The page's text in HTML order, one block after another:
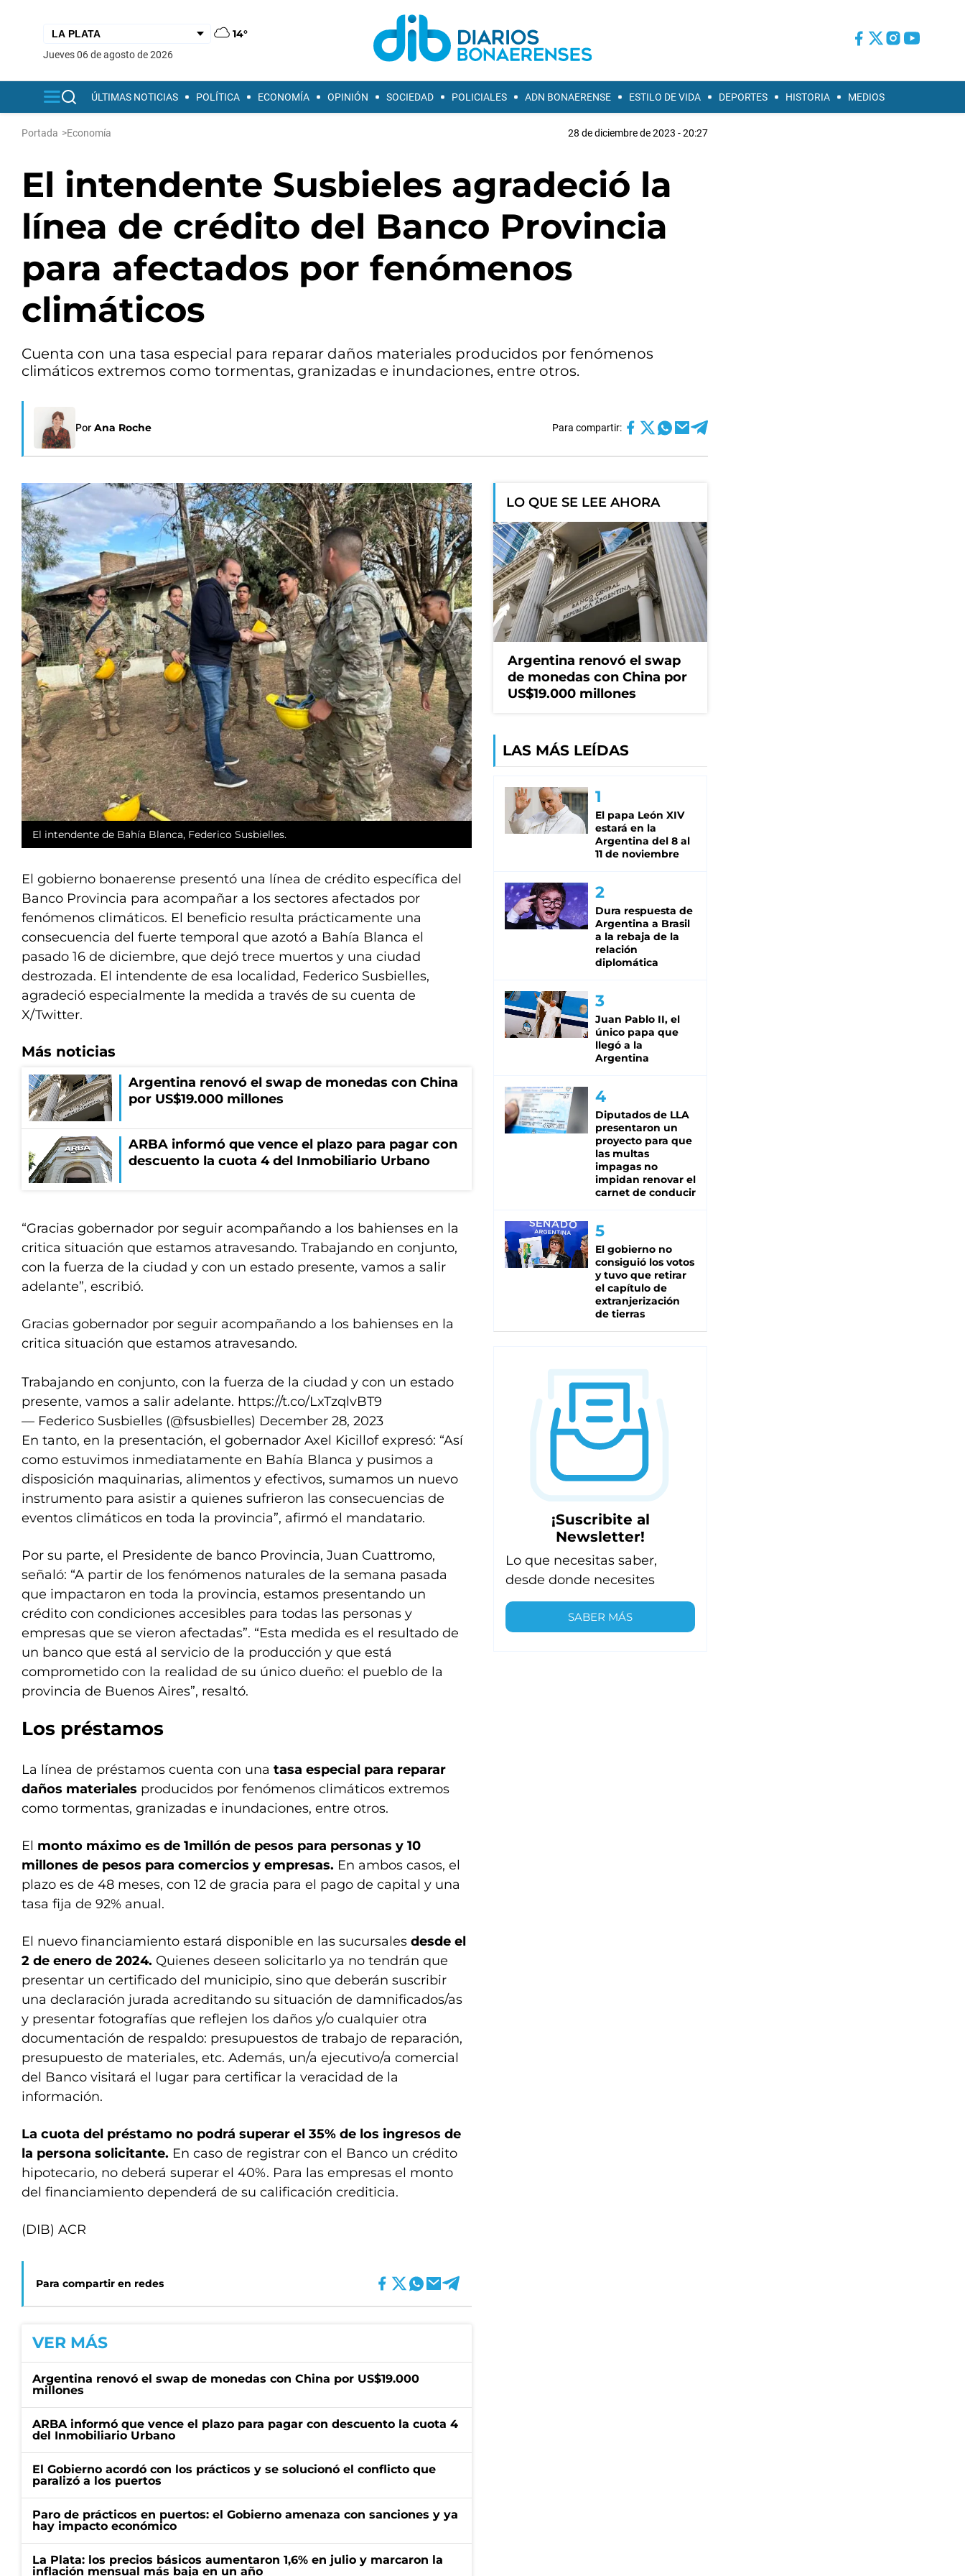
14°
jueves 06 de agosto de 2026
ÚLTIMAS NOTICIAS POLÍTICA ECONOMÍA OPINIÓN SOCIEDAD POLICIALES ADN BONAERENSE ESTILO DE VIDA DEPORTES HISTORIA MEDIOS
Portada >Economía 28 de diciembre de 2023 - 20:27
El intendente Susbieles agradeció la
línea de crédito del Banco Provincia
para afectados por fenómenos
climáticos
Cuenta con una tasa especial para reparar daños materiales producidos por fenómenos
climáticos extremos como tormentas, granizadas e inundaciones, entre otros.
Por Ana Roche Para compartir:
El intendente de Bahía Blanca, Federico Susbielles.
El gobierno bonaerense presentó una línea de crédito específica del
Banco Provincia para acompañar a los sectores afectados por
fenómenos climáticos. El beneficio resulta prácticamente una
consecuencia del fuerte temporal que azotó a Bahía Blanca el
pasado 16 de diciembre, que dejó trece muertos y una ciudad
destrozada. El intendente de esa localidad, Federico Susbielles,
agradeció especialmente la medida a través de su cuenta de
X/Twitter.
Más noticias
Argentina renovó el swap de monedas con China
por US$19.000 millones
ARBA informó que vence el plazo para pagar con
descuento la cuota 4 del Inmobiliario Urbano
“Gracias gobernador por seguir acompañando a los bahienses en la
critica situación que estamos atravesando. Trabajando en conjunto,
con la fuerza de la ciudad y con un estado presente, vamos a salir
adelante”, escribió.
Gracias gobernador por seguir acompañando a los bahienses en la
critica situación que estamos atravesando.
Trabajando en conjunto, con la fuerza de la ciudad y con un estado
presente, vamos a salir adelante. https://t.co/LxTzqlvBT9
— Federico Susbielles (@fsusbielles) December 28, 2023
En tanto, en la presentación, el gobernador Axel Kicillof expresó: “Así
como estuvimos inmediatamente en Bahía Blanca y pusimos a
disposición maquinarias, alimentos y efectivos, sumamos un nuevo
instrumento para asistir a quienes sufrieron las consecuencias de
eventos climáticos en toda la provincia”, afirmó el mandatario.
Por su parte, el Presidente de banco Provincia, Juan Cuattromo,
señaló: “A partir de los fenómenos naturales de la semana pasada
que impactaron en toda la provincia, estamos presentando un
crédito con condiciones accesibles para todas las personas y
empresas que se vieron afectadas”. “Esta medida es el resultado de
un banco que está al servicio de la producción y que está
comprometido con la realidad de su único dueño: el pueblo de la
provincia de Buenos Aires”, resaltó.
Los préstamos
La línea de préstamos cuenta con una tasa especial para reparar
daños materiales producidos por fenómenos climáticos extremos
como tormentas, granizadas e inundaciones, entre otros.
El monto máximo es de 1millón de pesos para personas y 10
millones de pesos para comercios y empresas. En ambos casos, el
plazo es de 48 meses, con 12 de gracia para el pago de capital y una
tasa fija de 92% anual.
El nuevo financiamiento estará disponible en las sucursales desde el
2 de enero de 2024. Quienes deseen solicitarlo ya no tendrán que
presentar un certificado del municipio, sino que deberán suscribir
una declaración jurada acreditando su situación de damnificados/as
y presentar fotografías que reflejen los daños y/o cualquier otra
documentación de respaldo: presupuestos de trabajo de reparación,
presupuesto de materiales, etc. Además, un/a ejecutivo/a comercial
del Banco visitará el lugar para certificar la veracidad de la
información.
La cuota del préstamo no podrá superar el 35% de los ingresos de
la persona solicitante. En caso de registrar con el Banco un crédito
hipotecario, no deberá superar el 40%. Para las empresas el monto
del financiamiento dependerá de su calificación crediticia.
(DIB) ACR
Para compartir en redes
VER MÁS
Argentina renovó el swap de monedas con China por US$19.000
millones
ARBA informó que vence el plazo para pagar con descuento la cuota 4
del Inmobiliario Urbano
El Gobierno acordó con los prácticos y se solucionó el conflicto que
paralizó a los puertos
Paro de prácticos en puertos: el Gobierno amenaza con sanciones y ya
hay impacto económico
La Plata: los precios básicos aumentaron 1,6% en julio y marcaron la
inflación mensual más baja en un año
LO QUE SE LEE AHORA
Argentina renovó el swap
de monedas con China por
US$19.000 millones
LAS MÁS LEÍDAS
El papa León XIV
estará en la
Argentina del 8 al
11 de noviembre
Dura respuesta de
Argentina a Brasil
a la rebaja de la
relación
diplomática
Juan Pablo II, el
único papa que
llegó a la
Argentina
Diputados de LLA
presentaron un
proyecto para que
las multas
impagas no
impidan renovar el
carnet de conducir
El gobierno no
consiguió los votos
y tuvo que retirar
el capítulo de
extranjerización
de tierras
¡Suscribite al
Newsletter!
Lo que necesitas saber,
desde donde necesites
SABER MÁS